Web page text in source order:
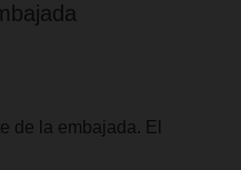
de la embajada. El